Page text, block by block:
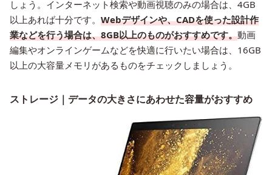
しょう。インターネット検索や動画視聴のみの場合は、4GB
以上あれば十分です。 Webデザインや、CADを使った設計作
業などを行う場合は、8GB以上のものがおすすめです。動画
編集やオンラインゲームなどを快適に行いたい場合は、16GB
以上の大容量メモリがあるものをチェックしましょう。
ストレージ｜データの大きさにあわせた容量がおすすめ